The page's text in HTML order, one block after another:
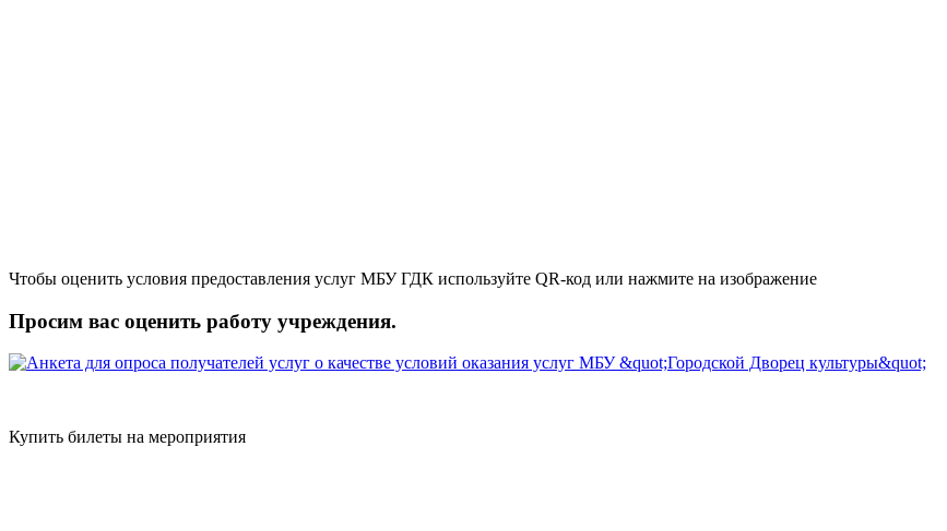
Чтобы оценить условия предоставления услуг МБУ ГДК используйте QR-код или нажмите на изображение
Просим вас оценить работу учреждения.
Купить билеты на мероприятия